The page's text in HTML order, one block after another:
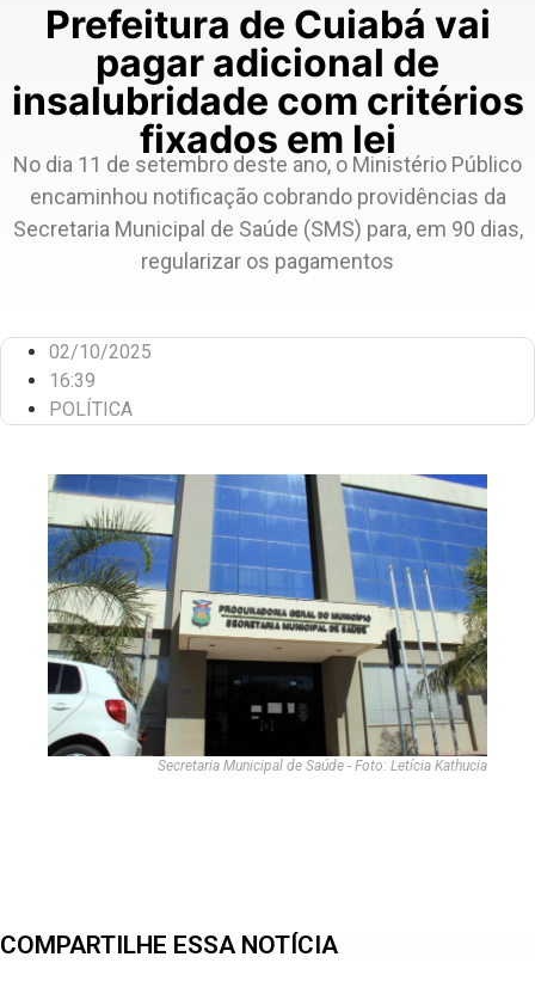
Prefeitura de Cuiabá vai
pagar adicional de
insalubridade com critérios
fixados em lei
No dia 11 de setembro deste ano, o Ministério Público
encaminhou notificação cobrando providências da
Secretaria Municipal de Saúde (SMS) para, em 90 dias,
regularizar os pagamentos
02/10/2025
16:39
POLÍTICA
Secretaria Municipal de Saúde - Foto: Letícia Kathucia
COMPARTILHE ESSA NOTÍCIA